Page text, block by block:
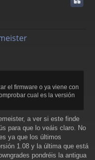
el firmware o ya viene con
cual es la versión
a ver si este finde
para que lo veáis claro. No
ya que los últimos
1.08 y la última que está
pondréis la antigua